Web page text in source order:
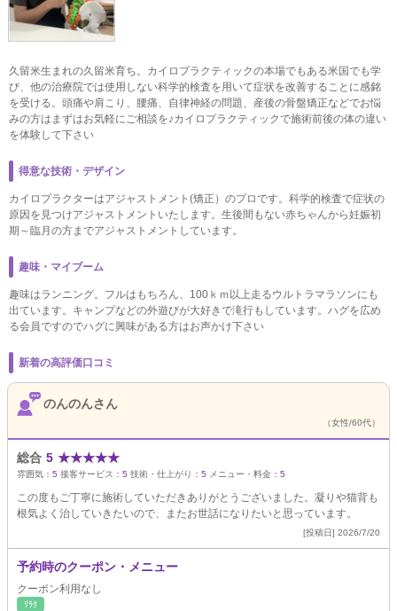
久留米生まれの久留米育ち。カイロプラクティックの本場でもある米国でも学
び、他の治療院では使用しない科学的検査を用いて症状を改善することに感銘
を受ける。頭痛や肩こり、腰痛、自律神経の問題、産後の骨盤矯正などでお悩
みの方はまずはお気軽にご相談を♪カイロプラクティックで施術前後の体の違い
を体験して下さい
得意な技術・デザイン
カイロプラクターはアジャストメント(矯正）のプロです。科学的検査で症状の
原因を見つけアジャストメントいたします。生後間もない赤ちゃんから妊娠初
期～臨月の方までアジャストメントしています。
趣味・マイブーム
趣味はランニング。フルはもちろん、100ｋｍ以上走るウルトラマラソンにも
出ています。キャンプなどの外遊びが大好きで滝行もしています。ハグを広め
る会員ですのでハグに興味がある方はお声かけ下さい
新着の高評価口コミ
のんのんさん
（女性/60代）
総合 5 ★★★★★
雰囲気： 5 接客サービス： 5 技術・仕上がり： 5 メニュー・料金： 5
この度もご丁寧に施術していただきありがとうございました。凝りや猫背も
根気よく治していきたいので、またお世話になりたいと思っています。
[投稿日] 2026/7/20
予約時のクーポン・メニュー
クーポン利用なし
ﾘﾗｸ